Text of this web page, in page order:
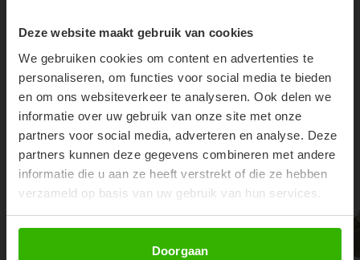
Deze website maakt gebruik van cookies
We gebruiken cookies om content en advertenties te
personaliseren, om functies voor social media te bieden
en om ons websiteverkeer te analyseren. Ook delen we
informatie over uw gebruik van onze site met onze
partners voor social media, adverteren en analyse. Deze
partners kunnen deze gegevens combineren met andere
informatie die u aan ze heeft verstrekt of die ze hebben
verzameld op basis van uw gebruik van hun services.
Doorgaan
10% OFF YOUR FIRST
ORDER!
Don't miss out on our trendy new drops or exclusive